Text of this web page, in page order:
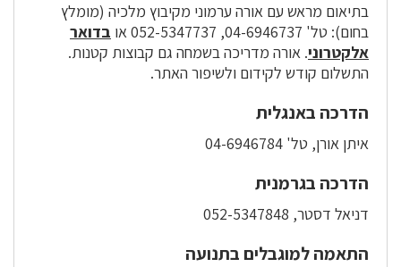
בתיאום מראש עם אורה ערמוני מקיבוץ מלכיה (מומלץ
בחום): טל' 04-6946737, 052-5347737 או
בדואר
אלקטרוני. אורה מדריכה בשמחה גם קבוצות קטנות.
התשלום קודש לקידום ולשיפור האתר.
הדרכה באנגלית
איתן אורן, טל' 04-6946784
הדרכה בגרמנית
דניאל דסטר, 052-5347848
התאמה למוגבלים בתנועה